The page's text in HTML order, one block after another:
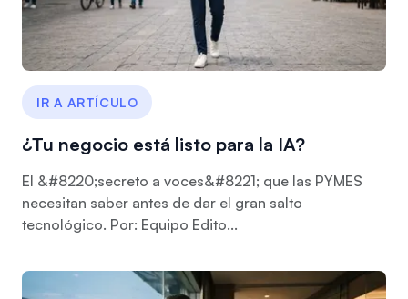
IR A ARTÍCULO
¿Tu negocio está listo para la IA?
El &#8220;secreto a voces&#8221; que las PYMES
necesitan saber antes de dar el gran salto
tecnológico. Por: Equipo Edito...